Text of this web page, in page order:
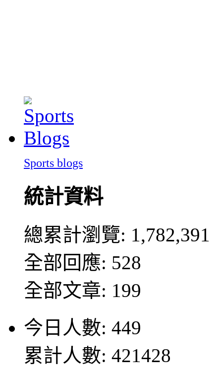
Sports blogs
統計資料
總累計瀏覽: 1,782,391
全部回應: 528
全部文章: 199
今日人數: 449
累計人數: 421428